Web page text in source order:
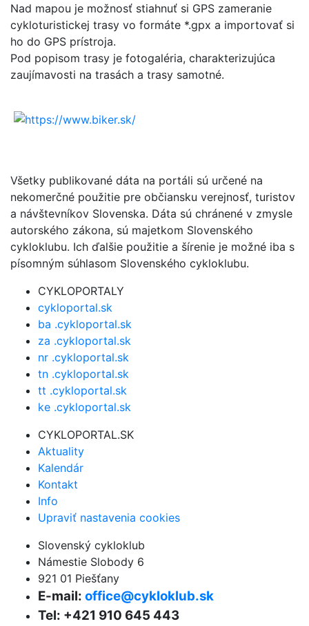
Nad mapou je možnosť stiahnuť si GPS zameranie
cykloturistickej trasy vo formáte *.gpx a importovať si
ho do GPS prístroja.
Pod popisom trasy je fotogaléria, charakterizujúca
zaujímavosti na trasách a trasy samotné.
Všetky publikované dáta na portáli sú určené na
nekomerčné použitie pre občiansku verejnosť, turistov
a návštevníkov Slovenska. Dáta sú chránené v zmysle
autorského zákona, sú majetkom Slovenského
cykloklubu. Ich ďalšie použitie a šírenie je možné iba s
písomným súhlasom Slovenského cykloklubu.
CYKLOPORTALY
cykloportal.sk
ba .cykloportal.sk
za .cykloportal.sk
nr .cykloportal.sk
tn .cykloportal.sk
tt .cykloportal.sk
ke .cykloportal.sk
CYKLOPORTAL.SK
Aktuality
Kalendár
Kontakt
Info
Upraviť nastavenia cookies
Slovenský cykloklub
Námestie Slobody 6
921 01 Piešťany
E-mail: office@cykloklub.sk
Tel: +421 910 645 443